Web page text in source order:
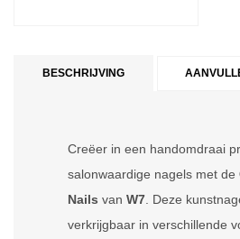
BESCHRIJVING
Creëer in een handomdraai
salonwaardige nagels met de
Nails van W7 . Deze
verkrijgbaar in verschillende